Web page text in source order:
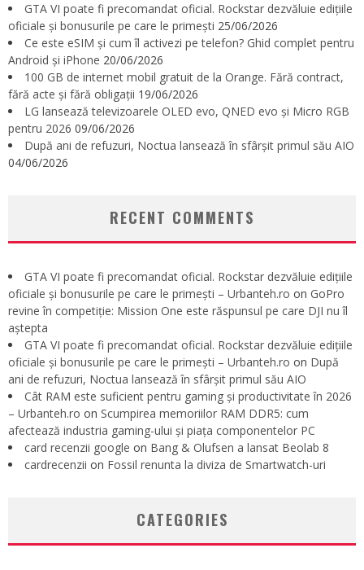
GTA VI poate fi precomandat oficial. Rockstar dezvăluie edițiile
oficiale și bonusurile pe care le primești 25/06/2026
Ce este eSIM și cum îl activezi pe telefon? Ghid complet pentru
Android și iPhone 20/06/2026
100 GB de internet mobil gratuit de la Orange. Fără contract,
fără acte și fără obligații 19/06/2026
LG lansează televizoarele OLED evo, QNED evo și Micro RGB
pentru 2026 09/06/2026
După ani de refuzuri, Noctua lansează în sfârșit primul său AIO
04/06/2026
RECENT COMMENTS
GTA VI poate fi precomandat oficial. Rockstar dezvăluie edițiile
oficiale și bonusurile pe care le primești – Urbanteh.ro on GoPro
revine în competiție: Mission One este răspunsul pe care DJI nu îl
aștepta
GTA VI poate fi precomandat oficial. Rockstar dezvăluie edițiile
oficiale și bonusurile pe care le primești – Urbanteh.ro on După
ani de refuzuri, Noctua lansează în sfârșit primul său AIO
Cât RAM este suficient pentru gaming și productivitate în 2026
– Urbanteh.ro on Scumpirea memoriilor RAM DDR5: cum
afectează industria gaming-ului și piața componentelor PC
card recenzii google on Bang & Olufsen a lansat Beolab 8
cardrecenzii on Fossil renunta la diviza de Smartwatch-uri
CATEGORIES